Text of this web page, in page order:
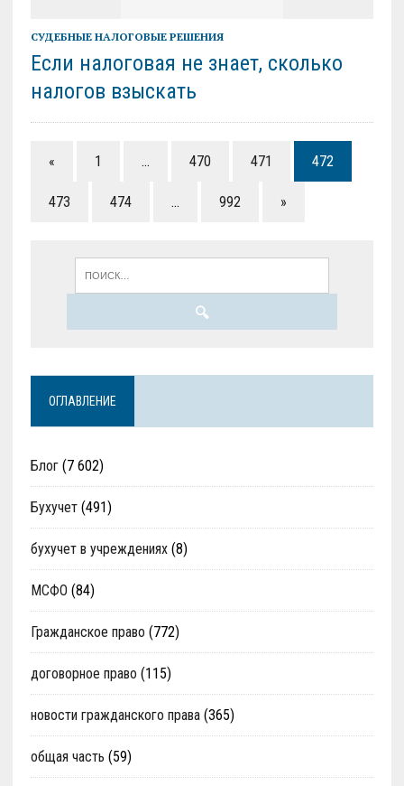
СУДЕБНЫЕ НАЛОГОВЫЕ РЕШЕНИЯ
Если налоговая не знает, сколько
налогов взыскать
« 1 … 470 471 472
473 474 … 992 »
ОГЛАВЛЕНИЕ
Блог(7 602)
Бухучет(491)
бухучет в учреждениях(8)
МСФО (84)
Гражданское право (772)
договорное право (115)
новости гражданского права(365)
общая часть (59)